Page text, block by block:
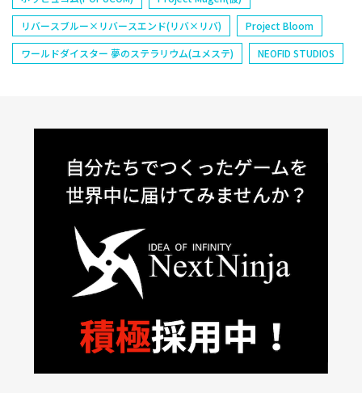
リバースブルー×リバースエンド(リバ×リバ)
Project Bloom
ワールドダイスター 夢のステラリウム(ユメステ)
NEOFID STUDIOS